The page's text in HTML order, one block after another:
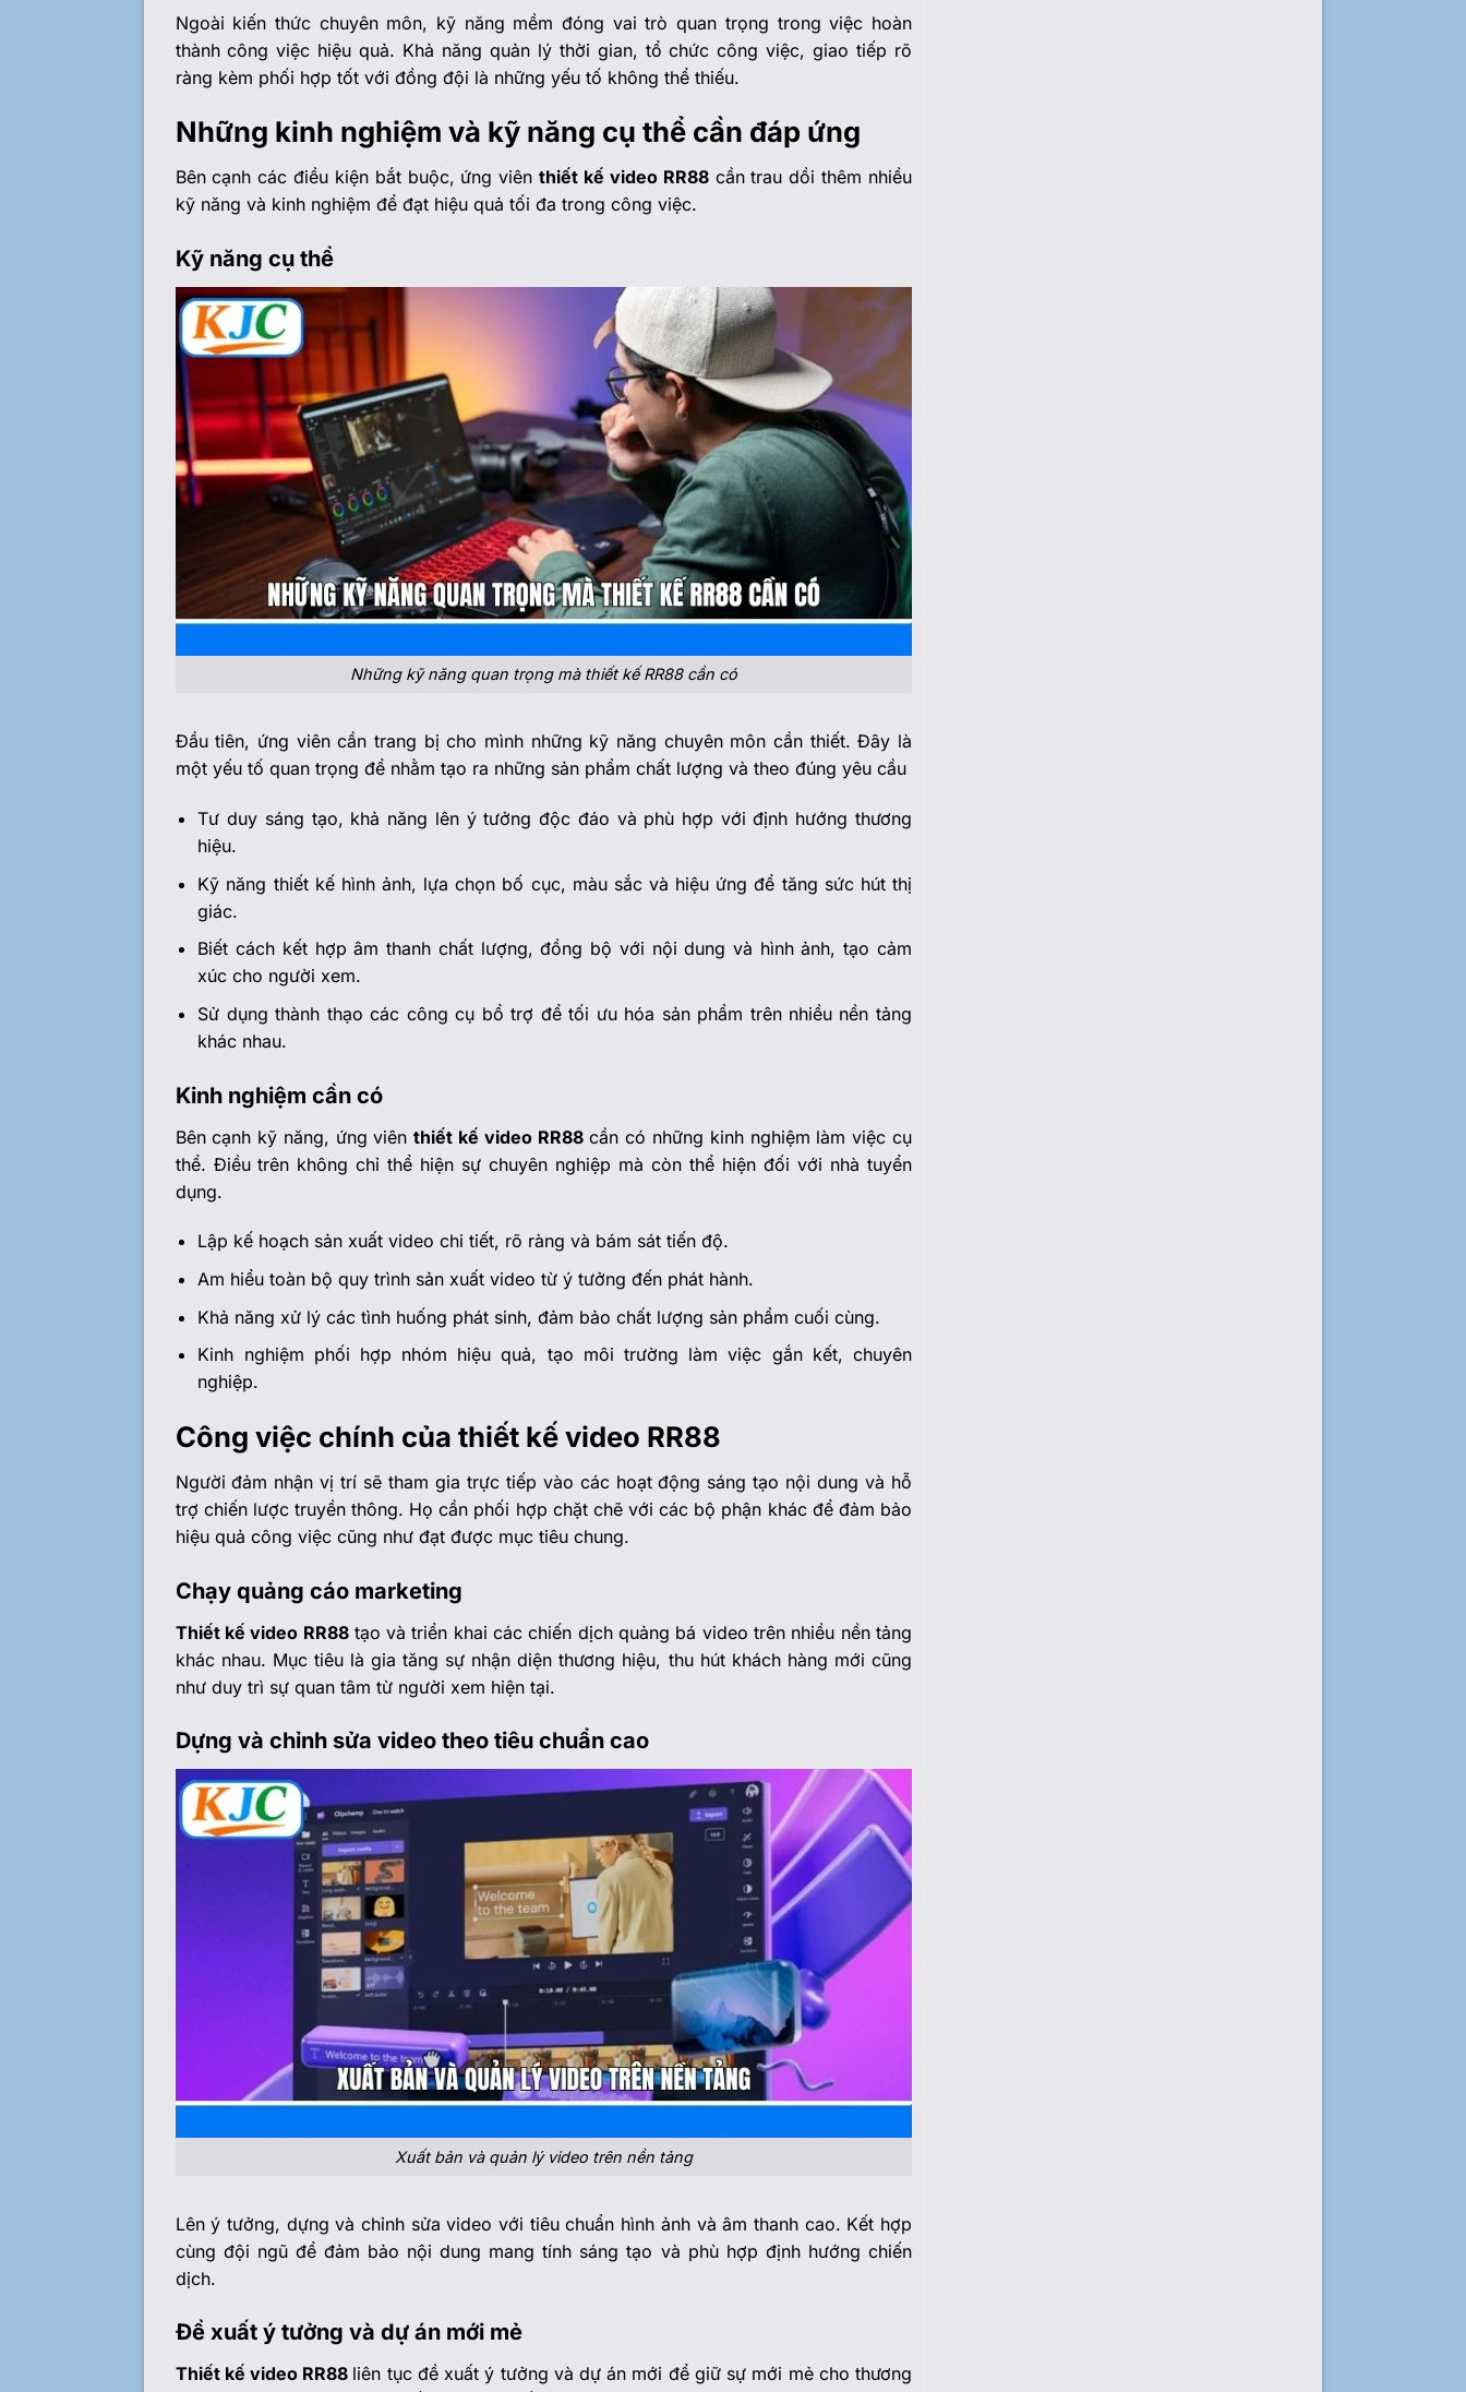
Ngoài kiến thức chuyên môn, kỹ năng mềm đóng vai trò quan trọng trong việc hoàn
thành công việc hiệu quả. Khả năng quản lý thời gian, tổ chức công việc, giao tiếp rõ
ràng kèm phối hợp tốt với đồng đội là những yếu tố không thể thiếu.
Những kinh nghiệm và kỹ năng cụ thể cần đáp ứng
Bên cạnh các điều kiện bắt buộc, ứng viênthiết kế video RR88cần trau dồi thêm nhiều
kỹ năng và kinh nghiệm để đạt hiệu quả tối đa trong công việc.
Kỹ năng cụ thể
Những kỹ năng quan trọng mà thiết kế RR88 cần có
Đầu tiên, ứng viên cần trang bị cho mình những kỹ năng chuyên môn cần thiết. Đây là
một yếu tố quan trọng để nhằm tạo ra những sản phẩm chất lượng và theo đúng yêu cầu
Tư duy sáng tạo, khả năng lên ý tưởng độc đáo và phù hợp với định hướng thương
hiệu.
Kỹ năng thiết kế hình ảnh, lựa chọn bố cục, màu sắc và hiệu ứng để tăng sức hút thị
giác.
Biết cách kết hợp âm thanh chất lượng, đồng bộ với nội dung và hình ảnh, tạo cảm
xúc cho người xem.
Sử dụng thành thạo các công cụ bổ trợ để tối ưu hóa sản phẩm trên nhiều nền tảng
khác nhau.
Kinh nghiệm cần có
Bên cạnh kỹ năng, ứng viênthiết kế video RR88cần có những kinh nghiệm làm việc cụ
thể. Điều trên không chỉ thể hiện sự chuyên nghiệp mà còn thể hiện đối với nhà tuyển
dụng.
Lập kế hoạch sản xuất video chi tiết, rõ ràng và bám sát tiến độ.
Am hiểu toàn bộ quy trình sản xuất video từ ý tưởng đến phát hành.
Khả năng xử lý các tình huống phát sinh, đảm bảo chất lượng sản phẩm cuối cùng.
Kinh nghiệm phối hợp nhóm hiệu quả, tạo môi trường làm việc gắn kết, chuyên
nghiệp.
Công việc chính của thiết kế video RR88
Người đảm nhận vị trí sẽ tham gia trực tiếp vào các hoạt động sáng tạo nội dung và hỗ
trợ chiến lược truyền thông. Họ cần phối hợp chặt chẽ với các bộ phận khác để đảm bảo
hiệu quả công việc cũng như đạt được mục tiêu chung.
Chạy quảng cáo marketing
Thiết kế video RR88tạo và triển khai các chiến dịch quảng bá video trên nhiều nền tảng
khác nhau. Mục tiêu là gia tăng sự nhận diện thương hiệu, thu hút khách hàng mới cũng
như duy trì sự quan tâm từ người xem hiện tại.
Dựng và chỉnh sửa video theo tiêu chuẩn cao
Xuất bản và quản lý video trên nền tảng
Lên ý tưởng, dựng và chỉnh sửa video với tiêu chuẩn hình ảnh và âm thanh cao. Kết hợp
cùng đội ngũ để đảm bảo nội dung mang tính sáng tạo và phù hợp định hướng chiến
dịch.
Đề xuất ý tưởng và dự án mới mẻ
Thiết kế video RR88 liên tục đề xuất ý tưởng và dự án mới để giữ sự mới mẻ cho thương